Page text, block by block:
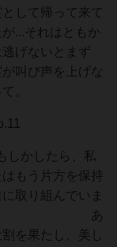
して帰って来て
...それはともか
げないとまず
上げな
。
たら、私
もう片方を保持
取り組んでいま
ん」 あ
を果たし、美し